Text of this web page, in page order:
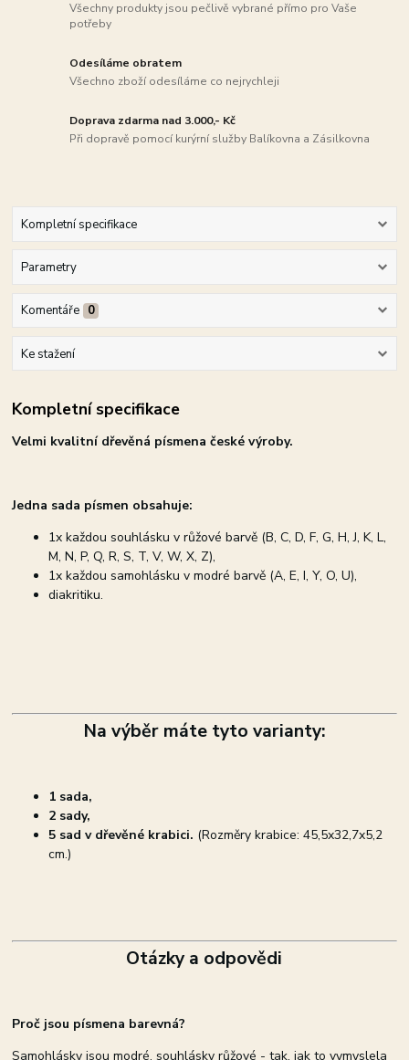
Všechny produkty jsou pečlivě vybrané přímo pro Vaše
potřeby
Odesíláme obratem
Všechno zboží odesíláme co nejrychleji
Doprava zdarma nad 3.000,- Kč
Při dopravě pomocí kurýrní služby Balíkovna a Zásilkovna
Kompletní specifikace
Parametry
Komentáře 0
Ke stažení
Kompletní specifikace
Velmi kvalitní dřevěná písmena české výroby.
Jedna sada písmen obsahuje:
1x každou souhlásku v růžové barvě (B, C, D, F, G, H, J, K, L,
M, N, P, Q, R, S, T, V, W, X, Z),
1x každou samohlásku v modré barvě (A, E, I, Y, O, U),
diakritiku.
Na výběr máte tyto varianty:
1 sada,
2 sady,
5 sad v dřevěné krabici. (Rozměry krabice: 45,5x32,7x5,2
cm.)
Otázky a odpovědi
Proč jsou písmena barevná?
Samohlásky jsou modré, souhlásky růžové - tak, jak to vymyslela